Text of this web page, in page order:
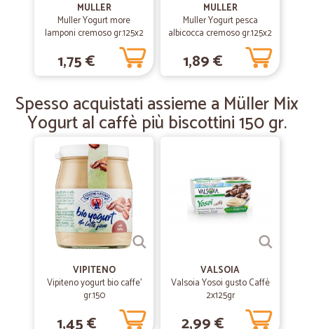
16/09/2019
—Rosalinda M.
Valutazione
Tutto bene da parte della ditta.
MULLER
Muller Yogurt more
lamponi cremoso gr.125x2
1,75 €
MULLER
Muller Yogurt pesca
albicocca cremoso gr.125x2
1,89 €
Spesso acquistati assieme a Müller Mix
Yogurt al caffè più biscottini 150 gr.
VIPITENO
Vipiteno yogurt bio caffe'
gr.150
VALSOIA
Valsoia Yosoi gusto Caffè
2x125gr